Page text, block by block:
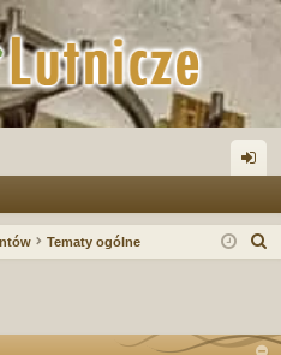
og
ę
Tematy ogólne
a